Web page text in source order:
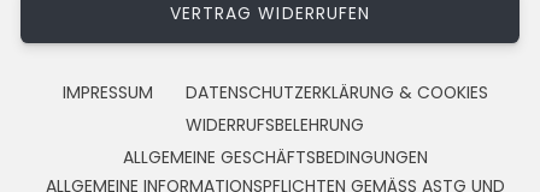
VERTRAG WIDERRUFEN
IMPRESSUM
DATENSCHUTZERKLÄRUNG & COOKIES
WIDERRUFSBELEHRUNG
ALLGEMEINE GESCHÄFTSBEDINGUNGEN
ALLGEMEINE INFORMATIONSPFLICHTEN GEMÄSS ASTG UND